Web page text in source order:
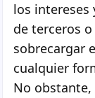
los intereses
de terceros
sobrecargar
cualquier
No obstante,